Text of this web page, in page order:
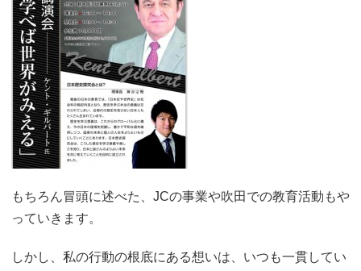
もちろん冒頭に述べた、JCの事業や吹田での教育活動もや
っていきます。
しかし、私の行動の根底にある想いは、いつも一貫してい